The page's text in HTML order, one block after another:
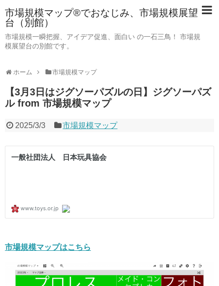
市場規模マップ®でおなじみ、市場規模展望
台（別館）
市場規模一瞬把握、アイデア促進、面白い の一石三鳥！ 市場規
模展望台の別館です。
ホーム 市場規模マップ
【3月3日はジグソーパズルの日】ジグソーパズ
ル from 市場規模マップ
2025/3/3 市場規模マップ
市場規模マップはこちら